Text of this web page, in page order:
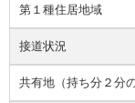
第１種住居地域
接道状況
共有地（持ち分２分